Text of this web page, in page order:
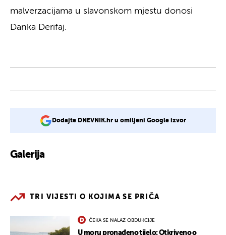
malverzacijama u slavonskom mjestu donosi
Danka Derifaj.
Dodajte DNEVNIK.hr u omiljeni Google izvor
Galerija
TRI VIJESTI O KOJIMA SE PRIČA
ČEKA SE NALAZ OBDUKCIJE
U moru pronađeno tijelo: Otkriveno o